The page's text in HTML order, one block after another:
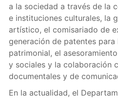
a la sociedad a través de la
e instituciones culturales, la
artístico, el comisariado de
generación de patentes para
patrimonial, el
y sociales y la colaboración
documentales y de
En la actualidad, el